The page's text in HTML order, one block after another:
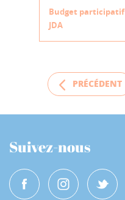
Budget participatif
JDA
PRÉCÉDENT
Suivez-nous